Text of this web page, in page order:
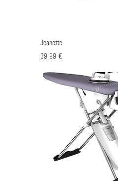
Jeanette
Τιμή
39,99 €